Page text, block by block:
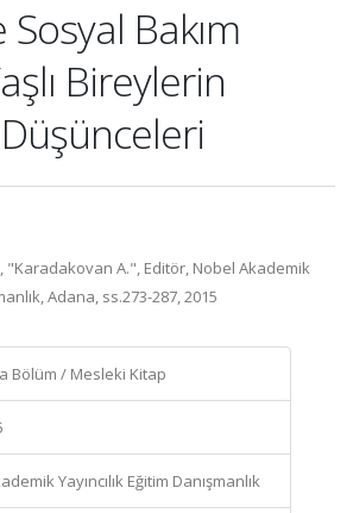
Sosyal Bakım
Bireylerin
"Karadakovan A.", Editör, Nobel Akademik
Adana, ss.273-287, 2015
Bölüm / Mesleki Kitap
Yayıncılık Eğitim Danışmanlık